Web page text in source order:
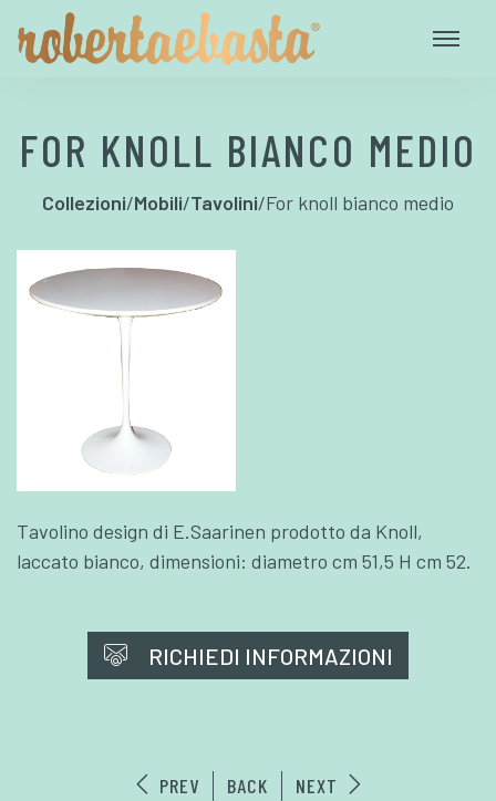
FOR KNOLL BIANCO MEDIO
Collezioni/Mobili/Tavolini/For knoll bianco medio
Tavolino design di E.Saarinen prodotto da Knoll,
laccato bianco, dimensioni: diametro cm 51,5 H cm 52.
RICHIEDI INFORMAZIONI
PREV BACK NEXT